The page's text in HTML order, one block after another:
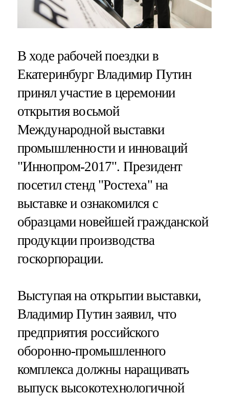
В ходе рабочей поездки в
Екатеринбург Владимир Путин
принял участие в церемонии
открытия восьмой
Международной выставки
промышленности и инноваций
"Иннопром-2017". Президент
посетил стенд "Ростеха" на
выставке и ознакомился с
образцами новейшей гражданской
продукции производства
госкорпорации.
Выступая на открытии выставки,
Владимир Путин заявил, что
предприятия российского
оборонно-промышленного
комплекса должны наращивать
выпуск высокотехнологичной